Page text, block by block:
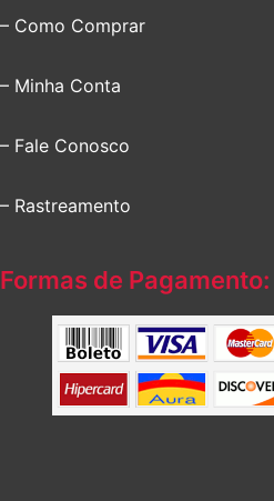
– Como Comprar
– Minha Conta
– Fale Conosco
– Rastreamento
Formas de Pagamento: